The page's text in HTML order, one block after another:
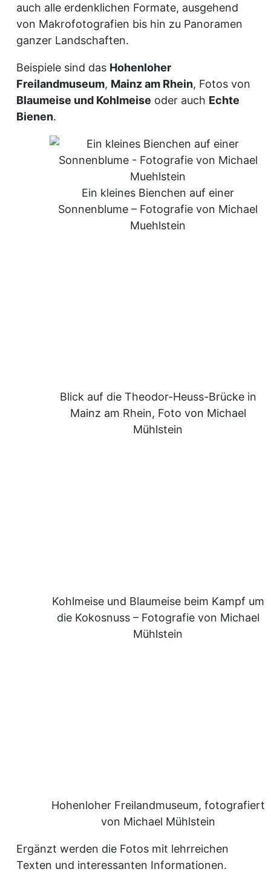
auch alle erdenklichen Formate, ausgehend
von Makrofotografien bis hin zu Panoramen
ganzer Landschaften.
Beispiele sind das Hohenloher
Freilandmuseum, Mainz am Rhein, Fotos von
Blaumeise und Kohlmeise oder auch Echte
Bienen.
Ein kleines Bienchen auf einer
Sonnenblume – Fotografie von Michael
Muehlstein
Blick auf die Theodor-Heuss-Brücke in
Mainz am Rhein, Foto von Michael
Mühlstein
Kohlmeise und Blaumeise beim Kampf um
die Kokosnuss – Fotografie von Michael
Mühlstein
Hohenloher Freilandmuseum, fotografiert
von Michael Mühlstein
Ergänzt werden die Fotos mit lehrreichen
Texten und interessanten Informationen.